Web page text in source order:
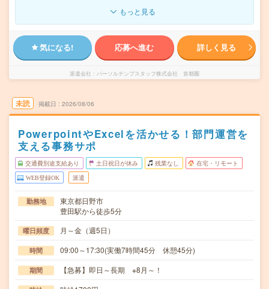
もっと見る
気になる! 応募へ進む 詳しく見る
派遣会社 パーソルテンプスタッフ株式会社 首都圏
未読 掲載日 2026/08/06
PowerpointやExcelを活かせる！部門運営を
支える事務サポ
交通費別途支給あり 土日祝日が休み 残業なし 在宅・リモート
WEB登録OK 派遣
勤務地
東京都日野市
豊田駅から徒歩5分
曜日頻度 月～金（週5日）
時間 09:00～17:30(実働7時間45分 休憩45分)
期間 【急募】即日～長期 ※8月～！